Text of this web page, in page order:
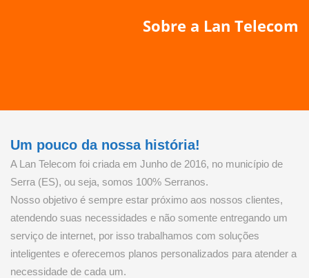
Sobre a Lan Telecom
Um pouco da nossa história!
A Lan Telecom foi criada em Junho de 2016, no município de
Serra (ES), ou seja, somos 100% Serranos.
Nosso objetivo é sempre estar próximo aos nossos clientes,
atendendo suas necessidades e não somente entregando um
serviço de internet, por isso trabalhamos com soluções
inteligentes e oferecemos planos personalizados para atender a
necessidade de cada um.